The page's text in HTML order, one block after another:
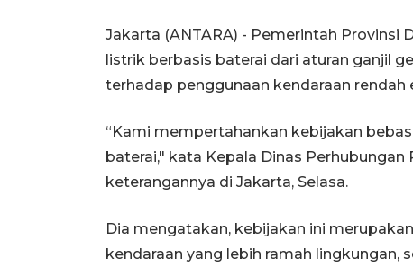
Jakarta (ANTARA) - Pemerintah
listrik berbasis baterai dari aturan ganjil
terhadap penggunaan kendaraan rendah
“Kami mempertahankan kebijakan
baterai," kata Kepala Dinas
keterangannya di Jakarta, Selasa.
Dia mengatakan, kebijakan ini
kendaraan yang lebih ramah lingkungan,